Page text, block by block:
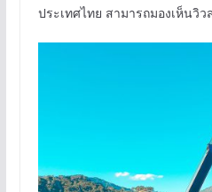
ประเทศไทย สามารถมองเห็นวิ